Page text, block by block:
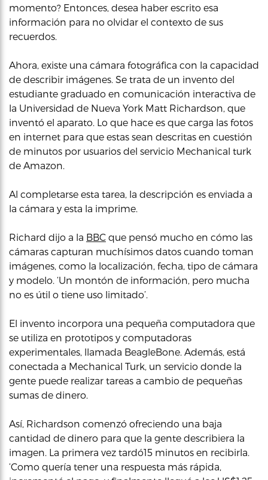
momento? Entonces, desea haber escrito esa
información para no olvidar el contexto de sus
recuerdos.
Ahora, existe una cámara fotográfica con la capacidad
de describir imágenes. Se trata de un invento del
estudiante graduado en comunicación interactiva de
la Universidad de Nueva York Matt Richardson, que
inventó el aparato. Lo que hace es que carga las fotos
en internet para que estas sean descritas en cuestión
de minutos por usuarios del servicio Mechanical turk
de Amazon.
Al completarse esta tarea, la descripción es enviada a
la cámara y esta la imprime.
Richard dijo a la BBC que pensó mucho en cómo las
cámaras capturan muchísimos datos cuando toman
imágenes, como la localización, fecha, tipo de cámara
y modelo. ‘Un montón de información, pero mucha
no es útil o tiene uso limitado’.
El invento incorpora una pequeña computadora que
se utiliza en prototipos y computadoras
experimentales, llamada BeagleBone. Además, está
conectada a Mechanical Turk, un servicio donde la
gente puede realizar tareas a cambio de pequeñas
sumas de dinero.
Así, Richardson comenzó ofreciendo una baja
cantidad de dinero para que la gente describiera la
imagen. La primera vez tardó15 minutos en recibirla.
‘Como quería tener una respuesta más rápida,